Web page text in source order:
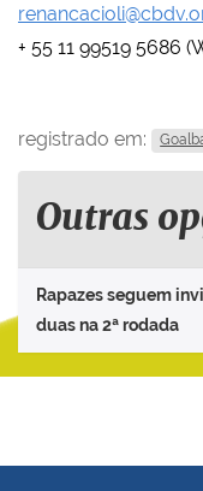
+ 55 11 99519 5686
registrado em:
Outras
Rapazes seguem
duas na 2ª rodada